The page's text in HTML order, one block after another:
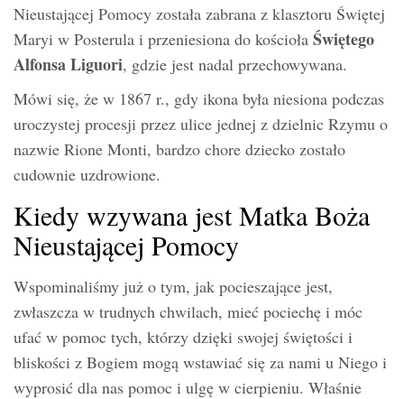
Nieustającej Pomocy została zabrana z klasztoru Świętej
Maryi w Posterula i przeniesiona do kościoła Świętego
Alfonsa Liguori, gdzie jest nadal przechowywana.
Mówi się, że w 1867 r., gdy ikona była niesiona podczas
uroczystej procesji przez ulice jednej z dzielnic Rzymu o
nazwie Rione Monti, bardzo chore dziecko zostało
cudownie uzdrowione.
Kiedy wzywana jest Matka Boża
Nieustającej Pomocy
Wspominaliśmy już o tym, jak pocieszające jest,
zwłaszcza w trudnych chwilach, mieć pociechę i móc
ufać w pomoc tych, którzy dzięki swojej świętości i
bliskości z Bogiem mogą wstawiać się za nami u Niego i
wyprosić dla nas pomoc i ulgę w cierpieniu. Właśnie